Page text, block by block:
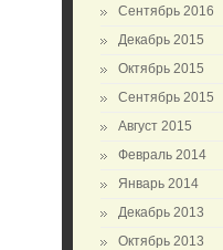
Сентябрь 2016
Декабрь 2015
Октябрь 2015
Сентябрь 2015
Август 2015
Февраль 2014
Январь 2014
Декабрь 2013
Октябрь 2013